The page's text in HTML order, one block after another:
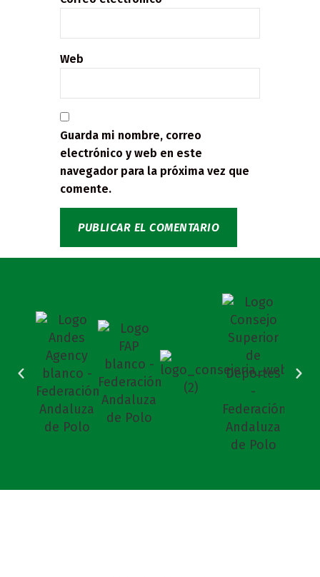
Web
Guarda mi nombre, correo
electrónico y web en este
navegador para la próxima vez que
comente.